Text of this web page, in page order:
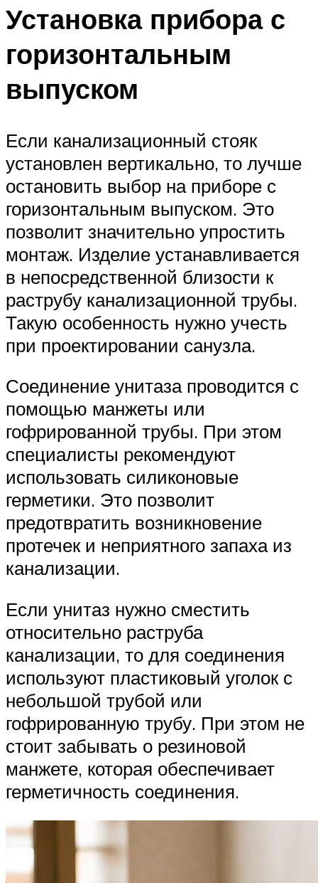
Установка прибора с
горизонтальным
выпуском
Если канализационный стояк
установлен вертикально, то лучше
остановить выбор на приборе с
горизонтальным выпуском. Это
позволит значительно упростить
монтаж. Изделие устанавливается
в непосредственной близости к
раструбу канализационной трубы.
Такую особенность нужно учесть
при проектировании санузла.
Соединение унитаза проводится с
помощью манжеты или
гофрированной трубы. При этом
специалисты рекомендуют
использовать силиконовые
герметики. Это позволит
предотвратить возникновение
протечек и неприятного запаха из
канализации.
Если унитаз нужно сместить
относительно раструба
канализации, то для соединения
используют пластиковый уголок с
небольшой трубой или
гофрированную трубу. При этом не
стоит забывать о резиновой
манжете, которая обеспечивает
герметичность соединения.